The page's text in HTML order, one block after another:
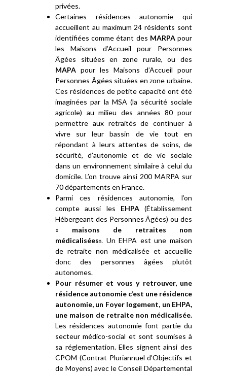
privées.
Certaines résidences autonomie qui
accueillent au maximum 24 résidents sont
identifiées comme étant des MARPApour
les Maisons d’Accueil pour Personnes
Âgées situées en zone rurale, ou des
MAPA pour les Maisons d’Accueil pour
Personnes Âgées situées en zone urbaine.
Ces résidences de petite capacité ont été
imaginées par la MSA (la sécurité sociale
agricole) au milieu des années 80 pour
permettre aux retraités de continuer à
vivre sur leur bassin de vie tout en
répondant à leurs attentes de soins, de
sécurité, d’autonomie et de vie sociale
dans un environnement similaire à celui du
domicile. L’on trouve ainsi 200 MARPA sur
70 départements en France.
Parmi ces résidences autonomie, l’on
compte aussi les EHPA(Établissement
Hébergeant des Personnes Âgées) ou des
« maisons de retraites non
médicalisées». Un EHPA est une maison
de retraite non médicalisée et accueille
donc des personnes âgées plutôt
autonomes.
Pour résumer et vous y retrouver, une
résidence autonomie c’est une résidence
autonomie, un Foyer logement, un EHPA,
une maison de retraite non médicalisée.
Les résidences autonomie font partie du
secteur médico-social et sont soumises à
sa réglementation. Elles signent ainsi des
CPOM (Contrat Pluriannuel d’Objectifs et
de Moyens) avec le Conseil Départemental